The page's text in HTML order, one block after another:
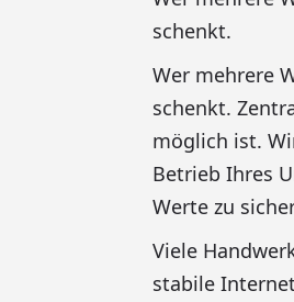
schenkt.
Wer mehrere
schenkt.
möglich ist.
Betrieb Ihres
Werte zu
Viele
stabile